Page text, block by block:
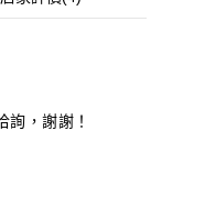
，謝謝！